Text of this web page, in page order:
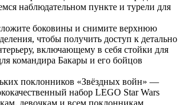
наблюдательном пункте и турели для
боковины и снимите верхнюю
чтобы получить доступ к детально
включающему в себя стойки для
командира Бакары и его бойцов
поклонников «Звёздных войн» —
набор LEGO Star Wars
девочкам и всем поклонникам